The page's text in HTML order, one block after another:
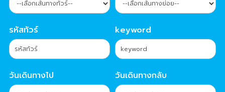
รหัสทัวร์ keyword
วันเดินทางไป วันเดินทางกลับ